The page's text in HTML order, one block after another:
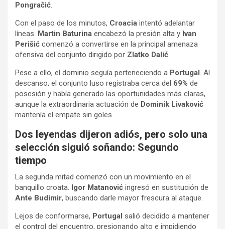
Pongračić.
Con el paso de los minutos, Croacia intentó adelantar
líneas. Martin Baturina encabezó la presión alta y Ivan
Perišić comenzó a convertirse en la principal amenaza
ofensiva del conjunto dirigido por Zlatko Dalić.
Pese a ello, el dominio seguía perteneciendo a Portugal . Al
descanso, el conjunto luso registraba cerca del 69% de
posesión y había generado las oportunidades más claras,
aunque la extraordinaria actuación de Dominik Livaković
mantenía el empate sin goles.
Dos leyendas dijeron adiós, pero solo una
selección siguió soñando: Segundo
tiempo
La segunda mitad comenzó con un movimiento en el
banquillo croata. Igor Matanović ingresó en sustitución de
Ante Budimir, buscando darle mayor frescura al ataque.
Lejos de conformarse, Portugal salió decidido a mantener
el control del encuentro, presionando alto e impidiendo